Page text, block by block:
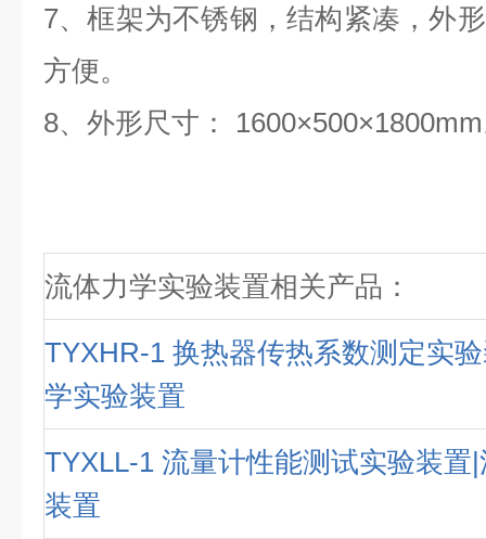
7、框架为不锈钢，结构紧凑，外
方便。
8、外形尺寸：
流体力学实验装置相关产品：
TYXHR-1 换热器传热系数测定实
学实验装置
TYXLL-1 流量计性能测试实验装置
装置